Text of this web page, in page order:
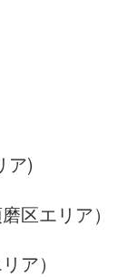
ア)
区エリア）
ア）